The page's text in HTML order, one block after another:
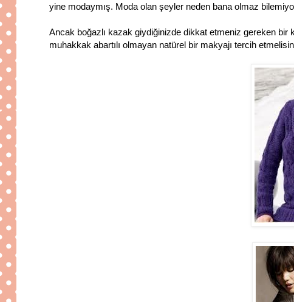
yine modaymış. Moda olan şeyler neden bana olmaz
Ancak boğazlı kazak giydiğinizde dikkat etmeniz gereken bir
muhakkak abartılı olmayan natürel bir makyajı tercih